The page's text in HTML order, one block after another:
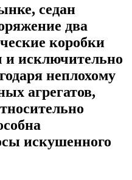
седан
два
коробки
и исключительно
неплохому
агрегатов,
искушенного